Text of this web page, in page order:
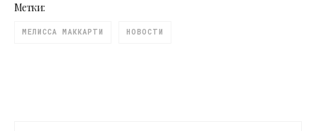
Метки:
МЕЛИССА МАККАРТИ НОВОСТИ